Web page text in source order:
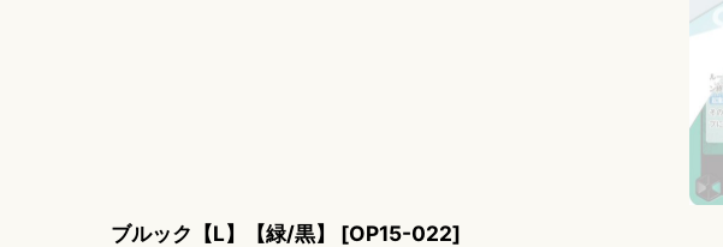
ブルック【L】【緑/黒】 [OP15-022]